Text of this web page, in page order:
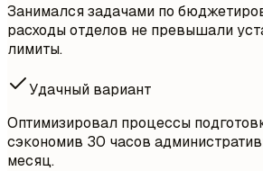
Занимался задачами по
расходы отделов не превышали
лимиты.
Удачный вариант
Оптимизировал процессы
сэкономив 30 часов
месяц.